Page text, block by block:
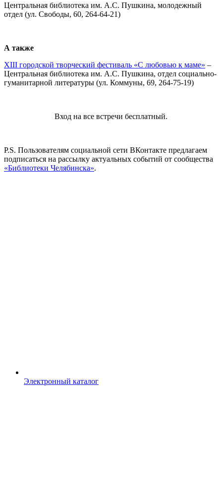
Центральная библиотека им. А.С. Пушкина, молодежный
отдел (ул. Свободы, 60, 264-64-21)
А также
XIII городской творческий фестиваль «С любовью к маме» –
Центральная библиотека им. А.С. Пушкина, отдел социально-
гуманитарной литературы (ул. Коммуны, 69, 264-75-19)
Вход на все встречи бесплатный.
P.S. Пользователям социальной сети ВКонтакте предлагаем
подписаться на рассылку актуальных событий от сообщества
«Библиотеки Челябинска».
Электронный каталог